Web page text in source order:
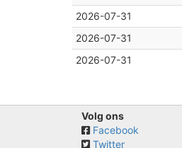
2026-07-31
2026-07-31
2026-07-31
Volg ons
Facebook
Twitter